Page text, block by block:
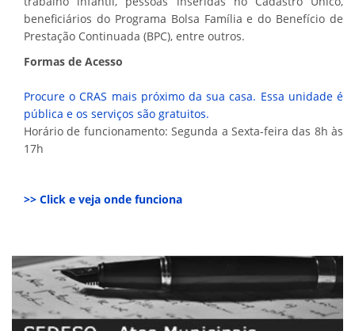
beneficiários do Programa Bolsa Família e do Benefício de
Prestação Continuada (BPC), entre outros.
Formas de Acesso
Procure o CRAS mais próximo da sua casa. Essa unidade é
pública e os serviços são gratuitos.
Horário de funcionamento: Segunda a Sexta-feira das 8h às
17h
>> Click e veja onde funciona